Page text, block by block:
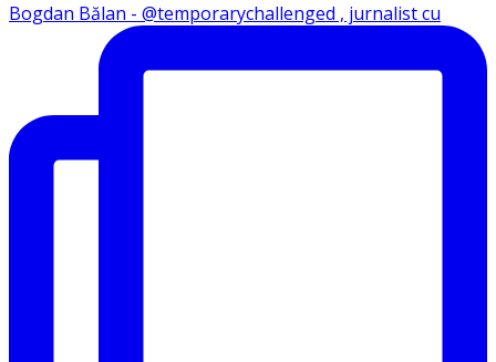
Bogdan Bălan - @temporarychallenged , jurnalist cu